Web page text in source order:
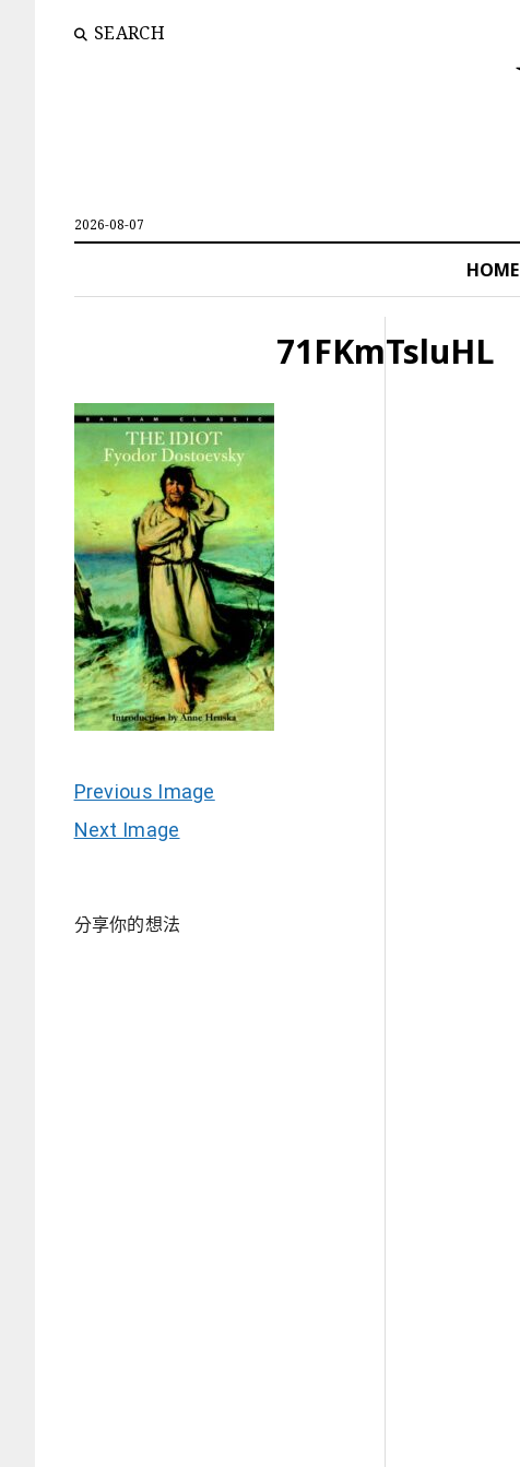
SEARCH
2026-08-07
HOME
71FKmTsluHL
Previous Image
Next Image
分享你的想法